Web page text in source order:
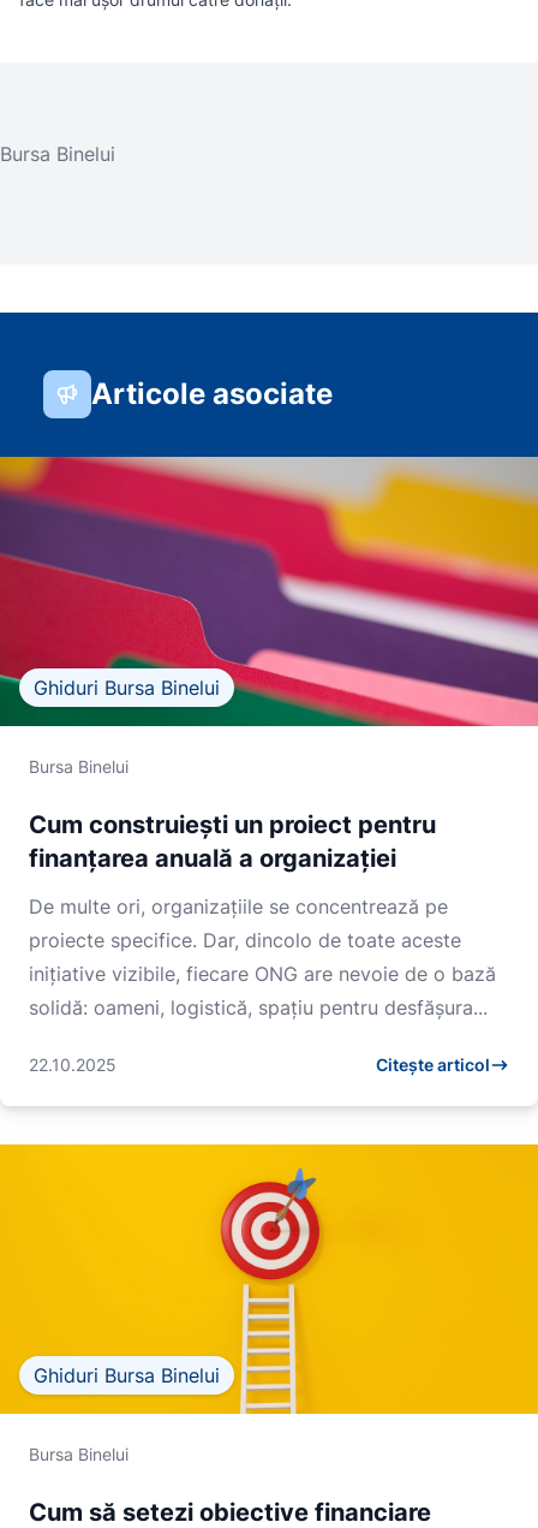
Bursa Binelui
Articole asociate
Ghiduri Bursa Binelui
Bursa Binelui
Cum construiești un proiect pentru
finanțarea anuală a organizației
De multe ori, organizațiile se concentrează pe
proiecte specifice. Dar, dincolo de toate aceste
inițiative vizibile, fiecare ONG are nevoie de o bază
solidă: oameni, logistică, spațiu pentru desfășura...
22.10.2025 Citește articol
Ghiduri Bursa Binelui
Bursa Binelui
Cum să setezi obiective financiare